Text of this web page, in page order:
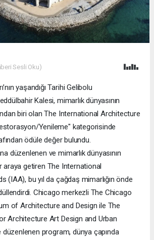
Sesli Oku)
yaşandığı Tarihi Gelibolu
Kalesi, mimarlık dünyasının
biri olan The International Architecture
Yenileme" kategorisinde
ödüle değer bulundu.
düzenlenen ve mimarlık dünyasının
araya getiren The International
(IAA), bu yıl da çağdaş mimarlığın önde
Chicago merkezli The Chicago
of Architecture and Design ile The
Architecture Art Design and Urban
program, dünya çapında